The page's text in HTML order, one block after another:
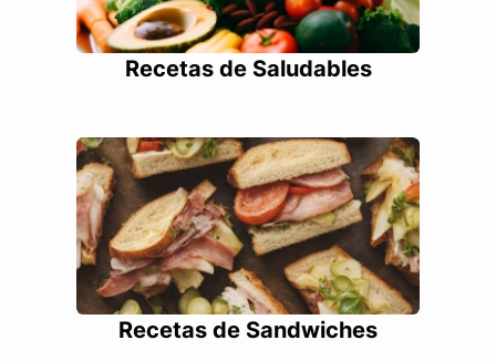
Recetas de Saludables
Recetas de Sandwiches